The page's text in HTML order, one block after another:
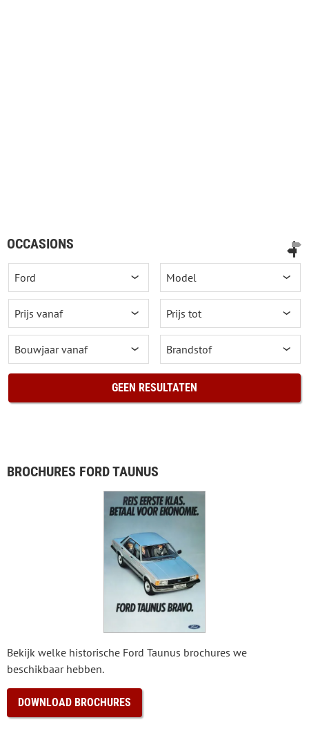
OCCASIONS
GEEN RESULTATEN
BROCHURES FORD TAUNUS
Bekijk welke historische Ford Taunus brochures we
beschikbaar hebben.
DOWNLOAD BROCHURES